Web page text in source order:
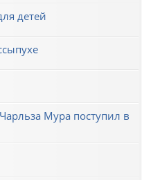
детей
Мура поступил в